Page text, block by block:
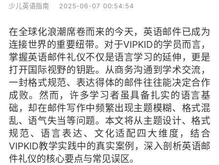
少儿英语指南 2025-06-07 00:54:54
在全球化浪潮席卷而来的今天，英语邮件已成为
连接世界的重要纽带。对于VIPKID的学员而言，
掌握英语邮件礼仪不仅是语言学习的延伸，更是
打开国际视野的钥匙。从商务沟通到学术交流，
一封格式规范、表达得体的邮件往往能决定合作
成败。然而，许多学习者虽具备扎实的语言基
础，却在邮件写作中频繁出现主题模糊、格式混
乱、语气失当等问题。本文将从主题设计、格式
规范、语言表达、文化适配四大维度，结合
VIPKID教学实践中的真实案例，深入剖析英语邮
件礼仪的核心要点与常见误区。